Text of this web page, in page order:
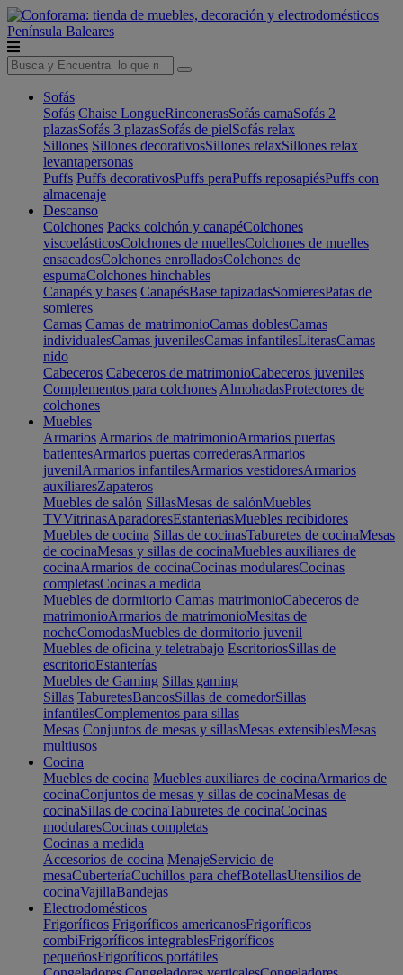
Península Baleares
Sofás
Sofás Chaise LongueRinconerasSofás camaSofás 2
plazasSofás 3 plazasSofás de pielSofás relax
Sillones Sillones decorativosSillones relaxSillones relax
levantapersonas
Puffs Puffs decorativosPuffs peraPuffs reposapiésPuffs con
almacenaje
Descanso
Colchones Packs colchón y canapéColchones
viscoelásticosColchones de muellesColchones de muelles
ensacadosColchones enrolladosColchones de
espumaColchones hinchables
Canapés y bases CanapésBase tapizadasSomieresPatas de
somieres
Camas Camas de matrimonioCamas doblesCamas
individualesCamas juvenilesCamas infantilesLiterasCamas
nido
Cabeceros Cabeceros de matrimonioCabeceros juveniles
Complementos para colchones AlmohadasProtectores de
colchones
Muebles
Armarios Armarios de matrimonioArmarios puertas
batientesArmarios puertas correderasArmarios
juvenilArmarios infantilesArmarios vestidoresArmarios
auxiliaresZapateros
Muebles de salón SillasMesas de salónMuebles
TVVitrinasAparadoresEstanteriasMuebles recibidores
Muebles de cocina Sillas de cocinasTaburetes de cocinaMesas
de cocinaMesas y sillas de cocinaMuebles auxiliares de
cocinaArmarios de cocinaCocinas modularesCocinas
completasCocinas a medida
Muebles de dormitorio Camas matrimonioCabeceros de
matrimonioArmarios de matrimonioMesitas de
nocheComodasMuebles de dormitorio juvenil
Muebles de oficina y teletrabajo EscritoriosSillas de
escritorioEstanterías
Muebles de Gaming Sillas gaming
Sillas TaburetesBancosSillas de comedorSillas
infantilesComplementos para sillas
Mesas Conjuntos de mesas y sillasMesas extensiblesMesas
multiusos
Cocina
Muebles de cocina Muebles auxiliares de cocinaArmarios de
cocinaConjuntos de mesas y sillas de cocinaMesas de
cocinaSillas de cocinaTaburetes de cocinaCocinas
modularesCocinas completas
Cocinas a medida
Accesorios de cocina MenajeServicio de
mesaCuberteríaCuchillos para chefBotellasUtensilios de
cocinaVajillaBandejas
Electrodomésticos
Frigoríficos Frigoríficos americanosFrigoríficos
combiFrigoríficos integrablesFrigoríficos
pequeñosFrigoríficos portátiles